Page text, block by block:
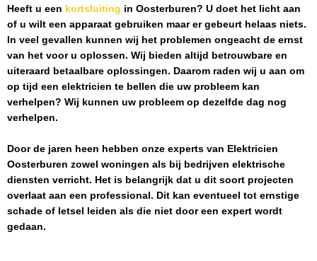
Heeft u een kortsluiting in Oosterburen? U doet het licht aan
of u wilt een apparaat gebruiken maar er gebeurt helaas niets.
In veel gevallen kunnen wij het problemen ongeacht de ernst
van het voor u oplossen. Wij bieden altijd betrouwbare en
uiteraard betaalbare oplossingen. Daarom raden wij u aan om
op tijd een elektricien te bellen die uw probleem kan
verhelpen? Wij kunnen uw probleem op dezelfde dag nog
verhelpen.
Door de jaren heen hebben onze experts van Elektricien
Oosterburen zowel woningen als bij bedrijven elektrische
diensten verricht. Het is belangrijk dat u dit soort projecten
overlaat aan een professional. Dit kan eventueel tot ernstige
schade of letsel leiden als die niet door een expert wordt
gedaan.